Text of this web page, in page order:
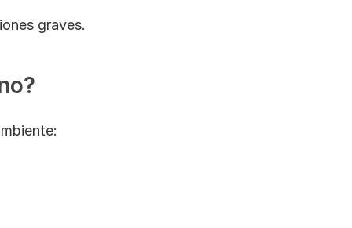
graves.